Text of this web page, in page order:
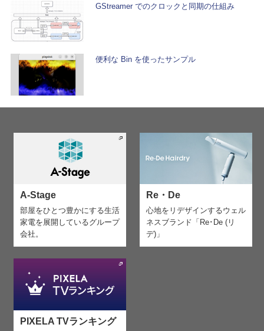
GStreamer でのクロックと同期の仕組み
便利な Bin を使ったサンプル
A-Stage
部屋をひとつ豊かにする生活
家電を展開しているグループ
会社。
Re・De
心地をリデザインするウェル
ネスブランド「Re･De (リ
デ)」
PIXELA TVランキング